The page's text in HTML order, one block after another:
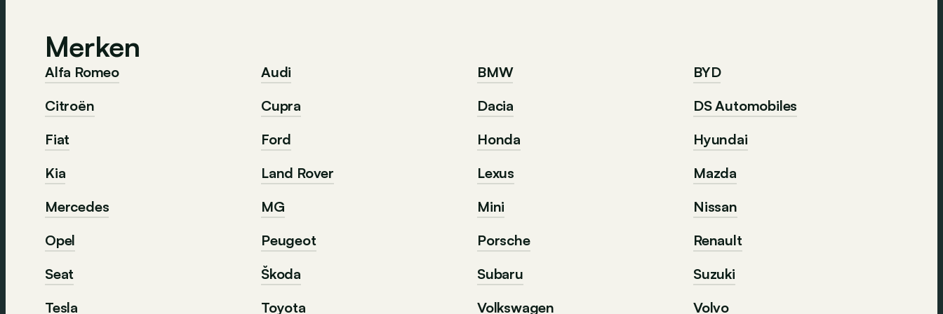
Merken
Alfa Romeo Audi BMW
BYD
Citroën
Cupra Dacia
DS Automobiles
Fiat
Ford Honda
Hyundai
Kia
Land Rover Lexus
Mazda
Mercedes
MG Mini
Nissan
Opel
Peugeot Porsche
Renault
Seat
Škoda Subaru
Suzuki
Tesla
Toyota Volkswagen Volvo